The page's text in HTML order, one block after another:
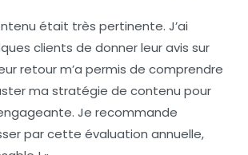
était très pertinente. J’ai
clients de donner leur avis sur
retour m’a permis de comprendre
ma stratégie de contenu pour
Je recommande
par cette évaluation annuelle,